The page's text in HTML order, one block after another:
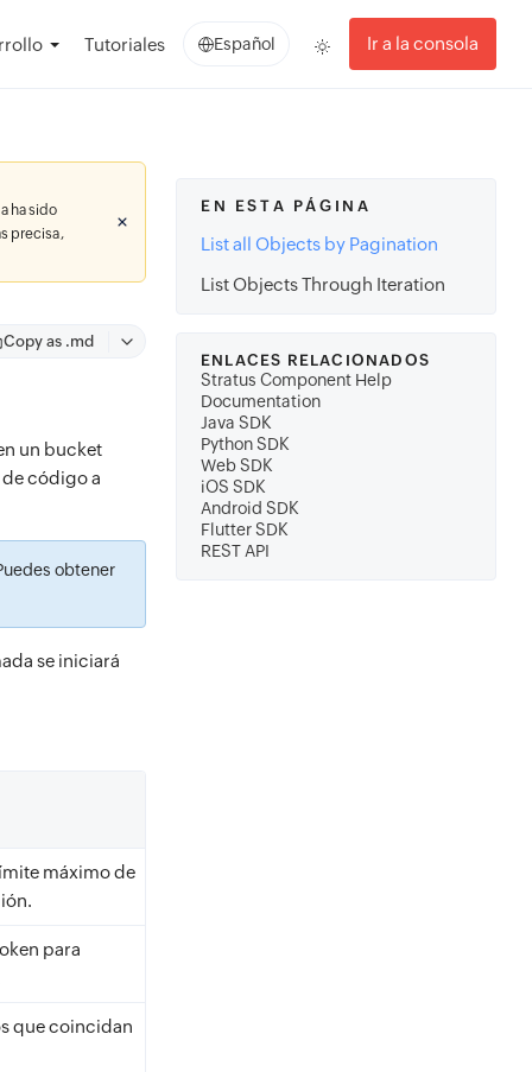
Tutoriales Español Ir a la consola
ha sido
precisa,
Copy as .md
un bucket
código a
obtener
se iniciará
máximo de
para
que coincidan
EN ESTA PÁGINA
List all Objects by Pagination
List Objects Through Iteration
ENLACES RELACIONADOS
Stratus Component Help
Documentation
Java SDK
Python SDK
Web SDK
iOS SDK
Android SDK
Flutter SDK
REST API